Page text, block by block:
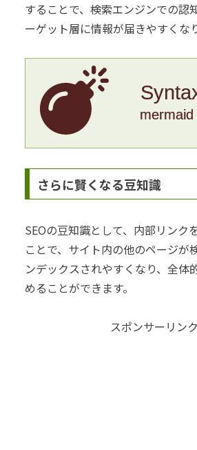
することで、検索エンジンでの認
ーゲット層に情報が届きやすくな
さらに賢くなる豆知識
SEOの豆知識として、内部リンク
ことで、サイト内の他のページが
ンデックスされやすくなり、全体
めることができます。
スポンサーリンク